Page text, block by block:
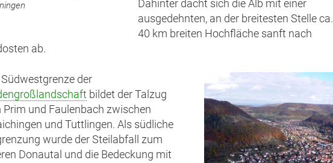
Dahinter dacht sich die Alb mit einer
ausgedehnten, an der breitesten Stelle ca.
40 km breiten Hochfläche sanft nach
ab.
Südwestgrenze der
bildet der Talzug
Prim und Faulenbach zwischen
und Tuttlingen. Als südliche
wurde der Steilabfall zum
Donautal und die Bedeckung mit